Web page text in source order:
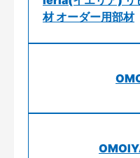
材 オーダー用部材